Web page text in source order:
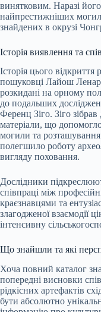
винятковим. Наразі
найпрестижніших
знайдених в окрузі
Історія виявлення та
Історія цього
пошуковці Лайош
розкидані на орному
до подальших
Ференц Зіго. Зіго зібрав
матеріали, що
могили та
полегшило роботу
вигляду поховання.
Дослідники
співпраці між
краєзнавцями та
злагодженої взаємодії
інтенсивну
Що знайшли та які
Хоча повний каталог
попередні висновки
рідкісних артефактів
бути абсолютно